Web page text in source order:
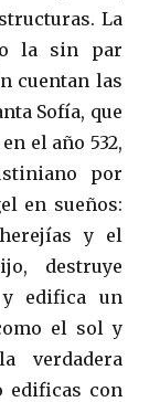
La
la sin par
cuentan las
Sofía, que
el año 532,
por
en sueños:
y el
destruye
edifica un
el sol y
verdadera
edificas con